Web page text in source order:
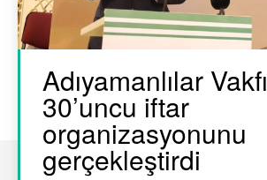
Adıyamanlılar Vakfı
30’uncu iftar
organizasyonunu
gerçekleştirdi